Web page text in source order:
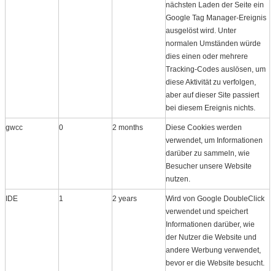
nächsten Laden der Seite ein
Google Tag Manager-Ereignis
ausgelöst wird. Unter
normalen Umständen würde
dies einen oder mehrere
Tracking-Codes auslösen, um
diese Aktivität zu verfolgen,
aber auf dieser Site passiert
bei diesem Ereignis nichts.
gwcc 0 2 months
Diese Cookies werden
verwendet, um Informationen
darüber zu sammeln, wie
Besucher unsere Website
nutzen.
IDE 1 2 years
Wird von Google DoubleClick
verwendet und speichert
Informationen darüber, wie
der Nutzer die Website und
andere Werbung verwendet,
bevor er die Website besucht.